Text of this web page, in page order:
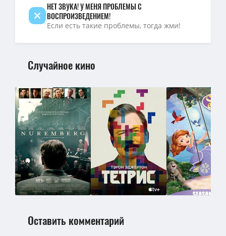
НЕТ ЗВУКА! У МЕНЯ ПРОБЛЕМЫ С
ВОСПРОИЗВЕДЕНИЕМ!
Если есть такие проблемы, тогда жми!
Случайное кино
Оставить комментарий